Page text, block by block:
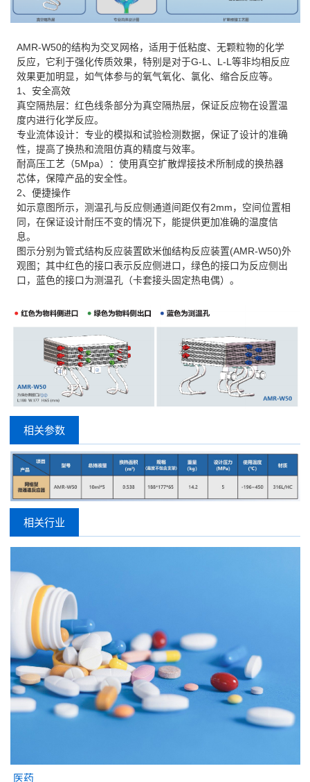
AMR-W50的结构为交叉网格，适用于低粘度、无颗粒物的化学
反应，它利于强化传质效果，特别是对于G-L、L-L等非均相反应
效果更加明显，如气体参与的氧气氧化、氯化、缩合反应等。
1、安全高效
真空隔热层：红色线条部分为真空隔热层，保证反应物在设置温
度内进行化学反应。
专业流体设计：专业的模拟和试验检测数据，保证了设计的准确
性，提高了换热和流阻仿真的精度与效率。
耐高压工艺（5Mpa）：使用真空扩散焊接技术所制成的换热器
芯体，保障产品的安全性。
2、便捷操作
如示意图所示，测温孔与反应侧通道间距仅有2mm，空间位置相
同，在保证设计耐压不变的情况下，能提供更加准确的温度信
息。
图示分别为管式结构反应装置欧米伽结构反应装置(AMR-W50)外
观图；其中红色的接口表示反应侧进口，绿色的接口为反应侧出
口，蓝色的接口为测温孔（卡套接头固定热电偶）。
相关参数
相关行业
医药